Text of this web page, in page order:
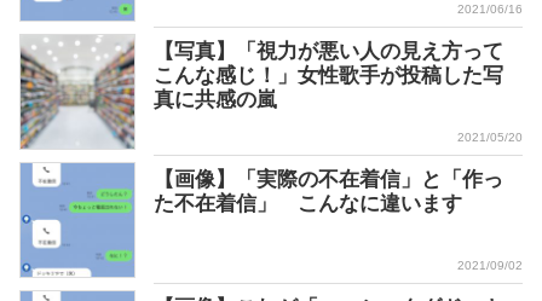
2021/06/16
【写真】「視力が悪い人の見え方って
こんな感じ！」女性歌手が投稿した写
真に共感の嵐
2021/05/20
【画像】「実際の不在着信」と「作っ
た不在着信」 こんなに違います
2021/09/02